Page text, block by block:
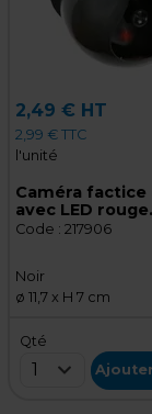
2,49 € HT
2,99 € TTC
l'unité
Caméra factice
avec LED rouge
clignotant -
Code : 217906
Noir
ø 11,7 x H 7 cm
Qté
1